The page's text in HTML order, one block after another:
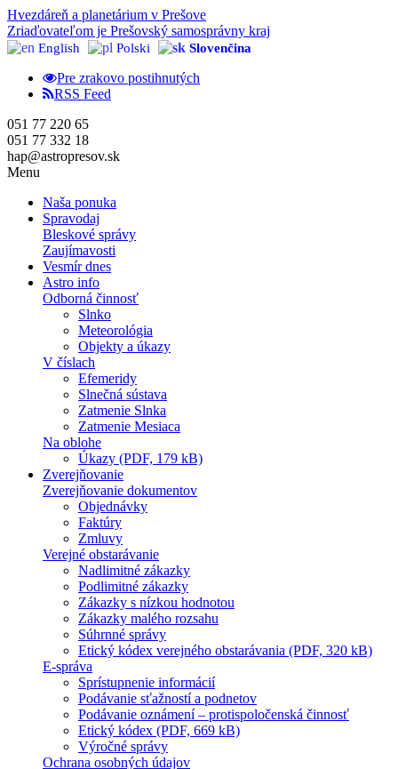
Hvezdáreň a planetárium v Prešove
Zriaďovateľom je Prešovský samosprávny kraj
English Polski Slovenčina
Pre zrakovo postihnutých
RSS Feed
051 77 220 65
051 77 332 18
hap@astropresov.sk
Menu
Naša ponuka
Spravodaj
Bleskové správy
Zaujímavosti
Vesmír dnes
Astro info
Odborná činnosť
Slnko
Meteorológia
Objekty a úkazy
V číslach
Efemeridy
Slnečná sústava
Zatmenie Slnka
Zatmenie Mesiaca
Na oblohe
Úkazy (PDF, 179 kB)
Zverejňovanie
Zverejňovanie dokumentov
Objednávky
Faktúry
Zmluvy
Verejné obstarávanie
Nadlimitné zákazky
Podlimitné zákazky
Zákazky s nízkou hodnotou
Zákazky malého rozsahu
Súhrnné správy
Etický kódex verejného obstarávania (PDF, 320 kB)
E-správa
Sprístupnenie informácií
Podávanie sťažností a podnetov
Podávanie oznámení – protispoločenská činnosť
Etický kódex (PDF, 669 kB)
Výročné správy
Ochrana osobných údajov